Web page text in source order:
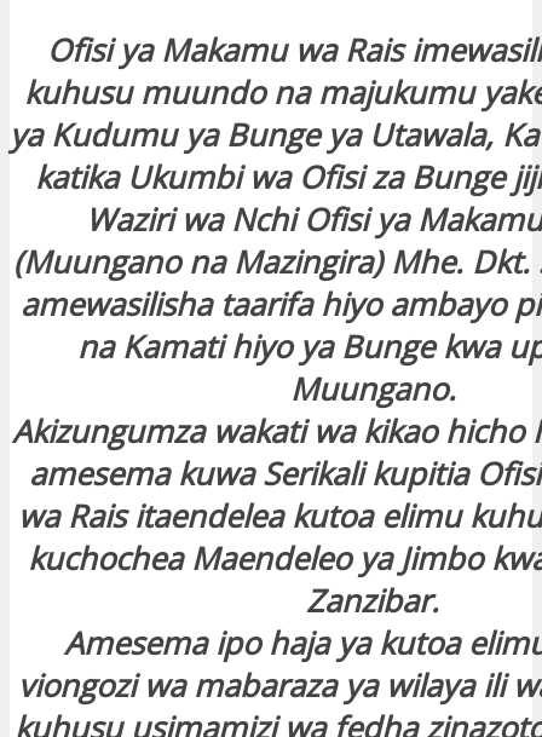
Ofisi ya Makamu wa Rais
kuhusu muundo na majukumu
ya Kudumu ya Bunge ya Utawala,
katika Ukumbi wa Ofisi za Bunge
Waziri wa Nchi Ofisi ya
(Muungano na Mazingira) Mhe. Dkt.
amewasilisha taarifa hiyo ambayo
na Kamati hiyo ya Bunge kwa
Muungano.
Akizungumza wakati wa kikao hicho
amesema kuwa Serikali kupitia
wa Rais itaendelea kutoa elimu
kuchochea Maendeleo ya Jimbo
Zanzibar.
Amesema ipo haja ya kutoa
viongozi wa mabaraza ya wilaya ili
kuhusu usimamizi wa fedha